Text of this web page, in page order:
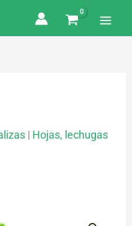
| Hojas, lechugas